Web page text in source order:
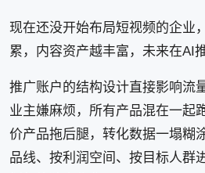
现在还没开始布局短视频的企业
累，内容资产越丰富，未来在AI
推广账户的结构设计直接影响流
业主嫌麻烦，所有产品混在一起
价产品拖后腿，转化数据一塌糊
品线、按利润空间、按目标人群